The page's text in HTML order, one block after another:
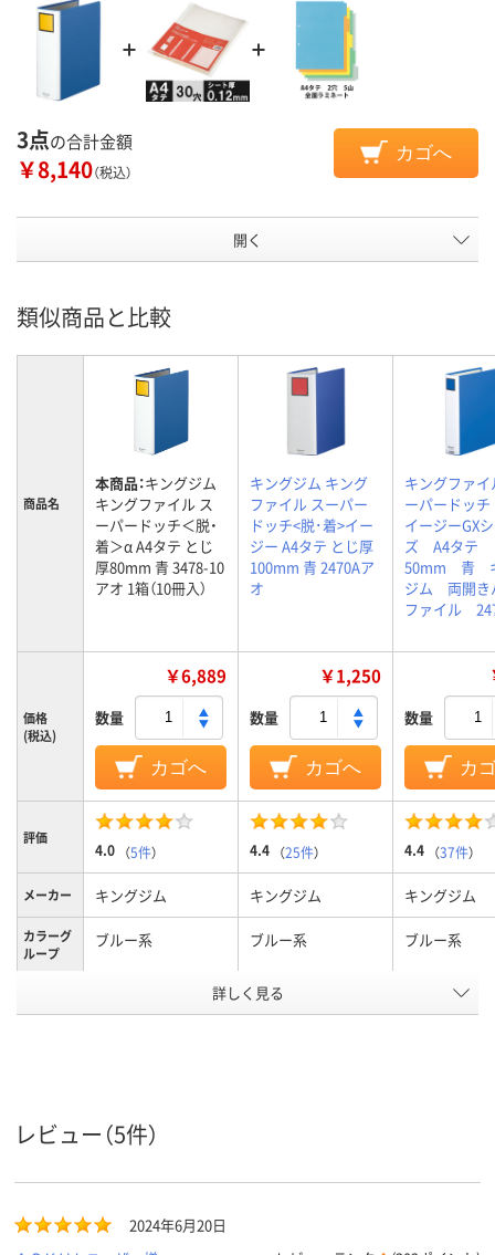
3点の合計金額
￥8,140（税込）
カゴへ
開く
類似商品と比較
商品名
本商品：キングジム
キングファイル ス
ーパードッチ＜脱・
着＞α A4タテ とじ
厚80mm 青 3478-10
アオ 1箱（10冊入）
キングジム キング
ファイル スーパー
ドッチ<脱･着>イー
ジー A4タテ とじ厚
100mm 青 2470Aア
オ
キングファ
ーパードッ
イージーGX
ズ A4タテ
50mm 青
ジム 両開き
ファイル
価格
(税込)
￥6,889
数量
カゴへ
￥1,250
数量
カゴへ
数量
カ
評価
4.0 （5件） 4.4 （25件） 4.4 （37件）
メーカー キングジム キングジム キングジム
カラーグ
ループ
ブルー系 ブルー系 ブルー系
とじ厚
100、とじ厚
100(116)mm、
50、とじ厚
50(66)mm、
向き タテ
商品環境
40
詳しく見る
レビュー（5件）
2024年6月20日